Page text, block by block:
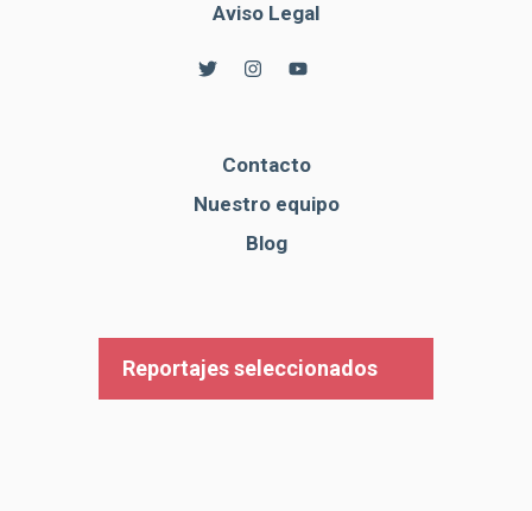
Aviso Legal
Contacto
Nuestro equipo
Blog
Reportajes seleccionados